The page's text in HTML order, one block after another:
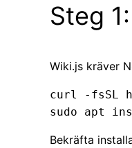
Steg
Wiki.js kräver
curl -fsSL
Bekräfta